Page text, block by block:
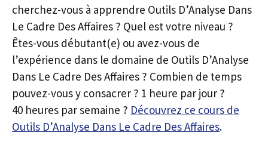
cherchez-vous à apprendre Outils D’Analyse Dans
Le Cadre Des Affaires ? Quel est votre niveau ?
Êtes-vous débutant(e) ou avez-vous de
l’expérience dans le domaine de Outils D’Analyse
Dans Le Cadre Des Affaires ? Combien de temps
pouvez-vous y consacrer ? 1 heure par jour ?
40 heures par semaine ? Découvrez ce cours de
Outils D’Analyse Dans Le Cadre Des Affaires.